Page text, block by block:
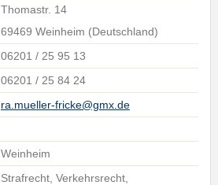
Thomastr. 14
69469 Weinheim (Deutschland)
06201 / 25 95 13
06201 / 25 84 24
ra.mueller-fricke@gmx.de
Weinheim
Strafrecht, Verkehrsrecht,